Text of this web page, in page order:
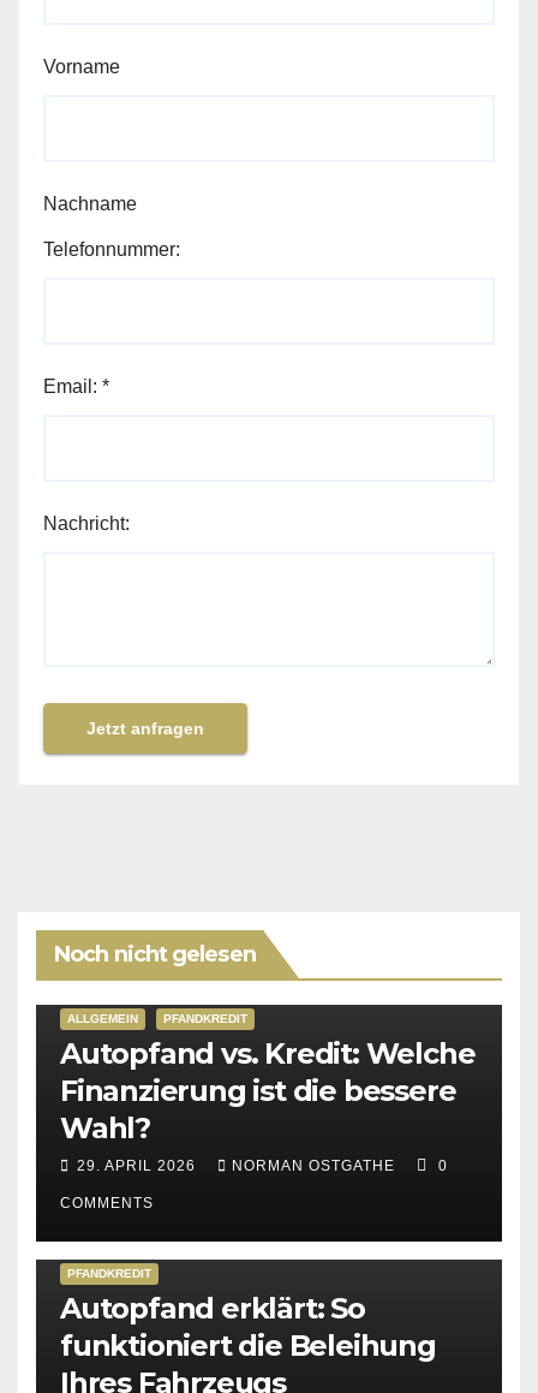
Vorname
Nachname
Telefonnummer:
Email: *
Nachricht:
Jetzt anfragen
Noch nicht gelesen
ALLGEMEIN PFANDKREDIT
Autopfand vs. Kredit: Welche
Finanzierung ist die bessere
Wahl?
29. APRIL 2026 NORMAN OSTGATHE 0
COMMENTS
PFANDKREDIT
Autopfand erklärt: So
funktioniert die Beleihung
Ihres Fahrzeugs